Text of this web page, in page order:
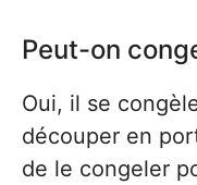
Peut-on
Oui, il se
découper en
de le congeler